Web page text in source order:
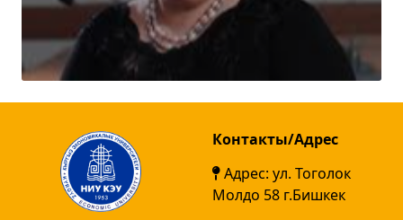
Контакты/Адрес
Адрес: ул. Тоголок
Молдо 58 г.Бишкек